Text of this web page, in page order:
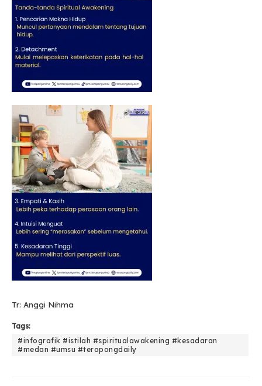
Tr: Anggi Nihma
Tags:
#infografik #istilah #spiritualawakening #kesadaran
#medan #umsu #teropongdaily